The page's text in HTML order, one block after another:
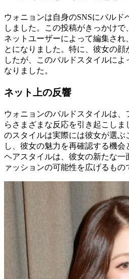
ウォニョンは自身のSNSにバル
しました。この投稿がきっかけ
ネットユーザーによって編集され
とになりました。特に、彼女の顔
したが、このバルドスタイルによ
なりました。
ネット上の反響
ウォニョンのバルドスタイルは
らさまざまな反応を引き起こしま
のスタイルは実際には彼女が選ぶ
し、彼女の魅力を再確認する機
ヘアスタイルは、彼女の新たな一
ァッションの可能性を広げるもの